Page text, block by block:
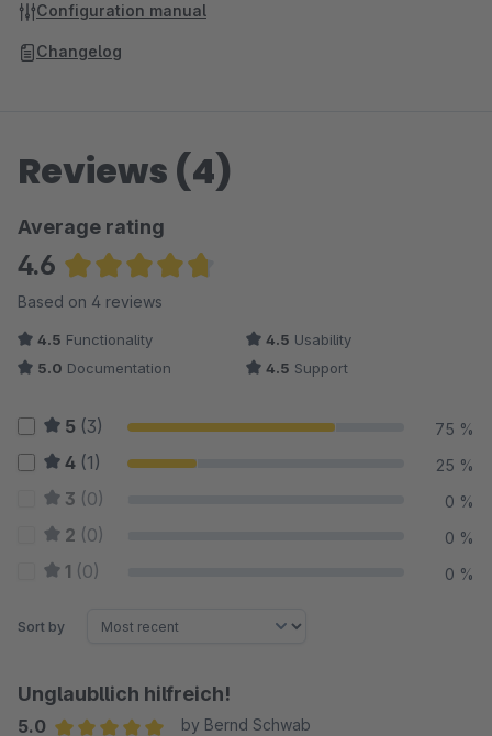
Configuration manual
Changelog
Reviews (4)
Average rating
4.6
Average rating of 4.63 out of 5 stars
Based on 4 reviews
4.5 Functionality 4.5 Usability
5.0 Documentation 4.5 Support
5 (3) 75 %
4 (1) 25 %
3 (0) 0 %
2 (0) 0 %
1 (0) 0 %
Sort by
Unglaubllich hilfreich!
5.0 by Bernd Schwab